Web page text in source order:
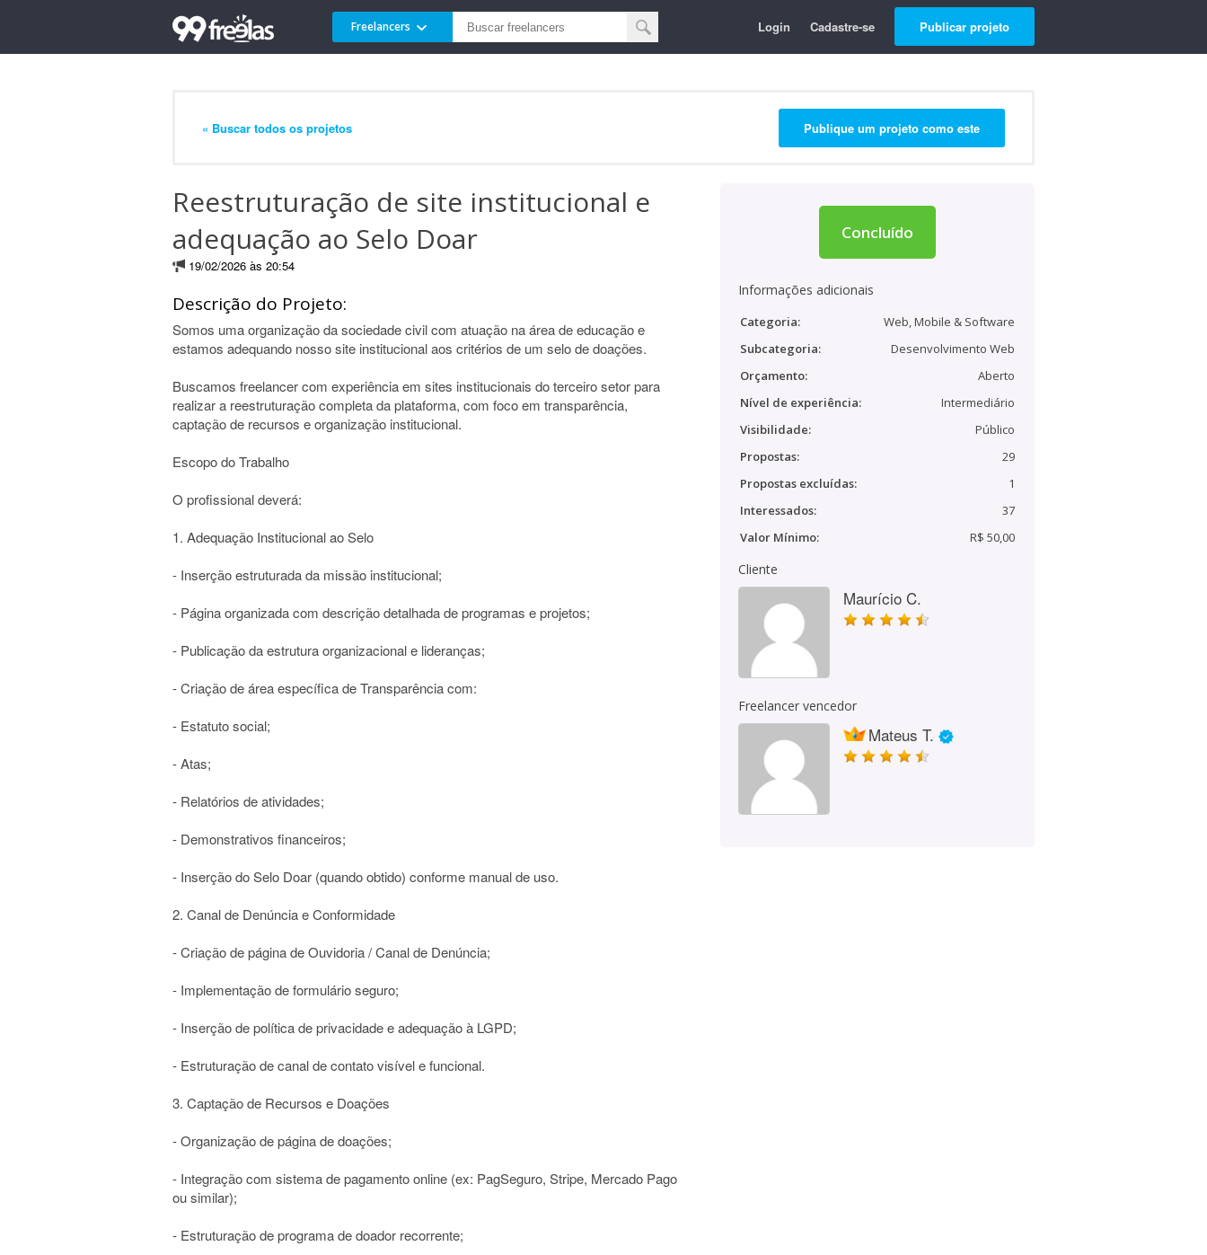
Freelancers Login Cadastre-se Publicar projeto
« Buscar todos os projetos Publique um projeto como este
Reestruturação de site institucional e
adequação ao Selo Doar
19/02/2026 às 20:54
Descrição do Projeto:
Somos uma organização da sociedade civil com atuação na área de educação e
estamos adequando nosso site institucional aos critérios de um selo de doações.
Buscamos freelancer com experiência em sites institucionais do terceiro setor para
realizar a reestruturação completa da plataforma, com foco em transparência,
captação de recursos e organização institucional.
Escopo do Trabalho
O profissional deverá:
1. Adequação Institucional ao Selo
- Inserção estruturada da missão institucional;
- Página organizada com descrição detalhada de programas e projetos;
- Publicação da estrutura organizacional e lideranças;
- Criação de área específica de Transparência com:
- Estatuto social;
- Atas;
- Relatórios de atividades;
- Demonstrativos financeiros;
- Inserção do Selo Doar (quando obtido) conforme manual de uso.
2. Canal de Denúncia e Conformidade
- Criação de página de Ouvidoria / Canal de Denúncia;
- Implementação de formulário seguro;
- Inserção de política de privacidade e adequação à LGPD;
- Estruturação de canal de contato visível e funcional.
3. Captação de Recursos e Doações
- Organização de página de doações;
- Integração com sistema de pagamento online (ex: PagSeguro, Stripe, Mercado Pago
ou similar);
- Estruturação de programa de doador recorrente;
Concluído
Informações adicionais
Categoria:
Web, Mobile & Software
Subcategoria:
Desenvolvimento Web
Orçamento:
Aberto
Nível de experiência:
Intermediário
Visibilidade:
Público
Propostas:
29
Propostas excluídas:
1
Interessados:
37
Valor Mínimo:
R$ 50,00
Cliente
Maurício C.
Freelancer vencedor
Mateus T.